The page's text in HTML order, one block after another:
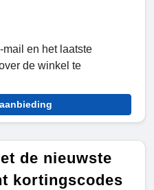
mail en het laatste
de winkel te
de nieuwste
kortingscodes